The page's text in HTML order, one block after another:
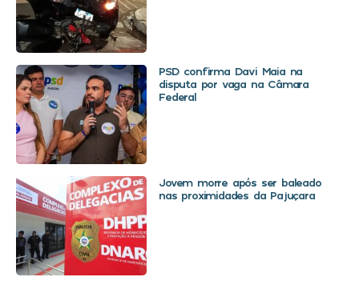
PSD confirma Davi Maia na
disputa por vaga na Câmara
Federal
Jovem morre após ser baleado
nas proximidades da Pajuçara